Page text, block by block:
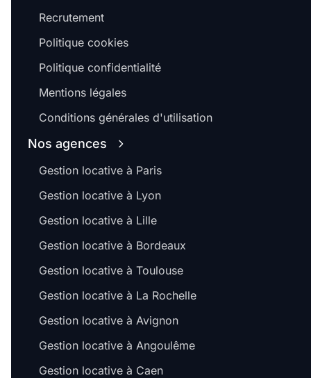
Recrutement
Politique cookies
Politique confidentialité
Mentions légales
Conditions générales d'utilisation
Nos agences
Gestion locative à Paris
Gestion locative à Lyon
Gestion locative à Lille
Gestion locative à Bordeaux
Gestion locative à Toulouse
Gestion locative à La Rochelle
Gestion locative à Avignon
Gestion locative à Angoulême
Gestion locative à Caen